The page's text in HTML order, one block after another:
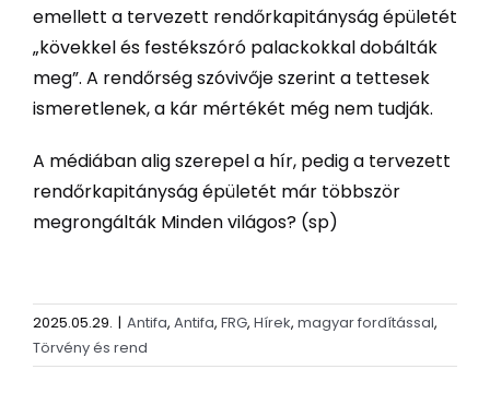
emellett a tervezett rendőrkapitányság épületét
„kövekkel és festékszóró palackokkal dobálták
meg”. A rendőrség szóvivője szerint a tettesek
ismeretlenek, a kár mértékét még nem tudják.
A médiában alig szerepel a hír, pedig a tervezett
rendőrkapitányság épületét már többször
megrongálták Minden világos? (sp)
2025.05.29. | Antifa, Antifa, FRG, Hírek, magyar fordítással,
Törvény és rend